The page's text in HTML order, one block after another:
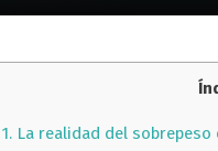
1. La realidad del sobrepeso